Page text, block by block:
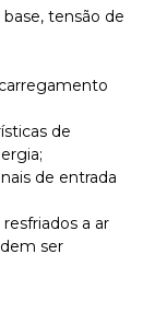
tensão de
de
de entrada
a ar
ser